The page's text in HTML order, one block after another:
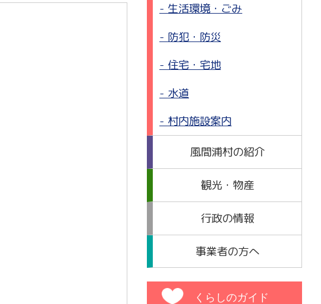
生活環境・ごみ
防犯・防災
住宅・宅地
水道
村内施設案内
風間浦村の紹介
観光・物産
行政の情報
事業者の方へ
くらしのガイド